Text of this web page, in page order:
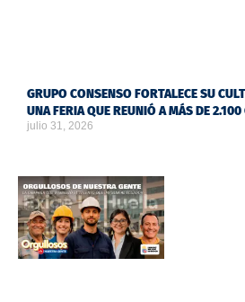
GRUPO CONSENSO FORTALECE SU
UNA FERIA QUE REUNIÓ A MÁS DE
julio 31, 2026